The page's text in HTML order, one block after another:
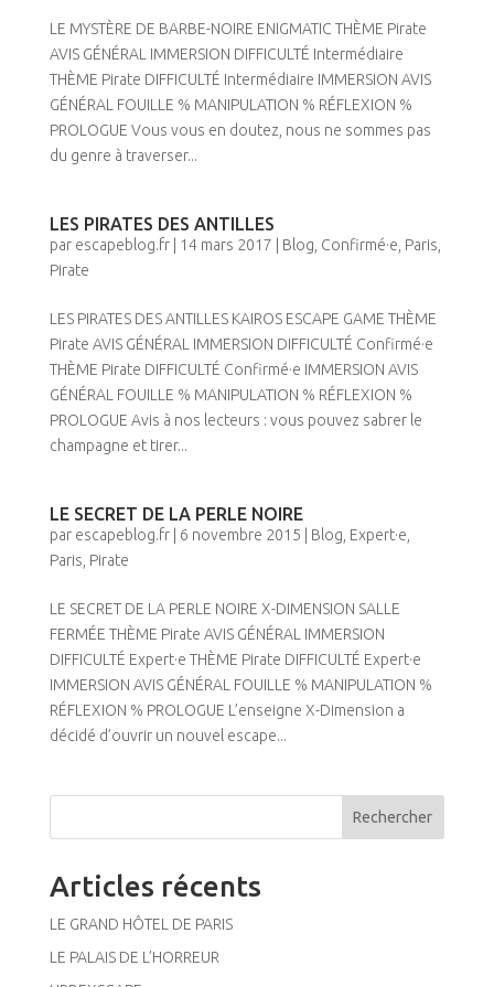
LE MYSTÈRE DE BARBE-NOIRE ENIGMATIC THÈME Pirate
AVIS GÉNÉRAL IMMERSION DIFFICULTÉ Intermédiaire
THÈME Pirate DIFFICULTÉ Intermédiaire IMMERSION AVIS
GÉNÉRAL FOUILLE % MANIPULATION % RÉFLEXION %
PROLOGUE Vous vous en doutez, nous ne sommes pas
du genre à traverser...
LES PIRATES DES ANTILLES
par escapeblog.fr| 14 mars 2017 Blog Confirmé·e Paris
Pirate
LES PIRATES DES ANTILLES KAIROS ESCAPE GAME THÈME
Pirate AVIS GÉNÉRAL IMMERSION DIFFICULTÉ Confirmé·e
THÈME Pirate DIFFICULTÉ Confirmé·e IMMERSION AVIS
GÉNÉRAL FOUILLE % MANIPULATION % RÉFLEXION %
PROLOGUE Avis à nos lecteurs : vous pouvez sabrer le
champagne et tirer...
LE SECRET DE LA PERLE NOIRE
par escapeblog.fr| 6 novembre 2015 Blog Expert·e
Paris Pirate
LE SECRET DE LA PERLE NOIRE X-DIMENSION SALLE
FERMÉE THÈME Pirate AVIS GÉNÉRAL IMMERSION
DIFFICULTÉ Expert·e THÈME Pirate DIFFICULTÉ Expert·e
IMMERSION AVIS GÉNÉRAL FOUILLE % MANIPULATION %
RÉFLEXION % PROLOGUE L’enseigne X-Dimension a
décidé d’ouvrir un nouvel escape...
Rechercher
Articles récents
LE GRAND HÔTEL DE PARIS
LE PALAIS DE L’HORREUR